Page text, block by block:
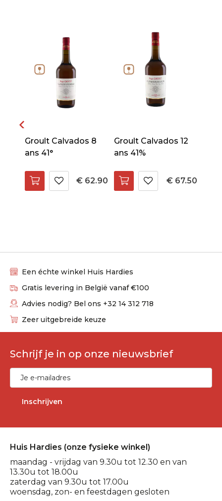
Groult Calvados 8
ans 41°
€ 62.90
Groult Calvados 12
ans 41%
€ 67.50
Een échte winkel Huis Hardies
Gratis levering in België vanaf €100
Advies nodig? Bel ons +32 14 312 718
Zeer uitgebreide keuze
Schrijf je in op onze nieuwsbrief
Inschrijven
Huis Hardies (onze fysieke winkel)
maandag - vrijdag van 9.30u tot 12.30 en van
13.30u tot 18.00u
zaterdag van 9.30u tot 17.00u
woensdag, zon- en feestdagen gesloten